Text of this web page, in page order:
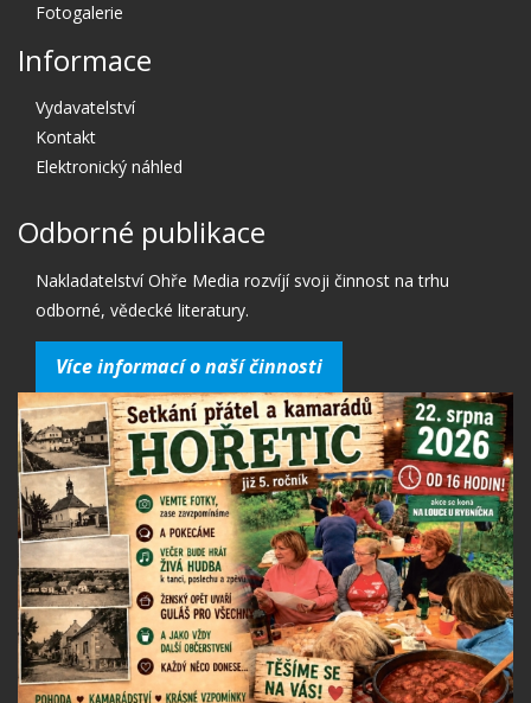
Fotogalerie
Informace
Vydavatelství
Kontakt
Elektronický náhled
Odborné publikace
Nakladatelství Ohře Media rozvíjí svoji činnost na trhu
odborné, vědecké literatury.
Více informací o naší činnosti